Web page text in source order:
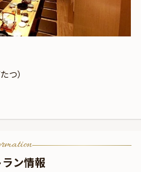
つ）
ラン情報